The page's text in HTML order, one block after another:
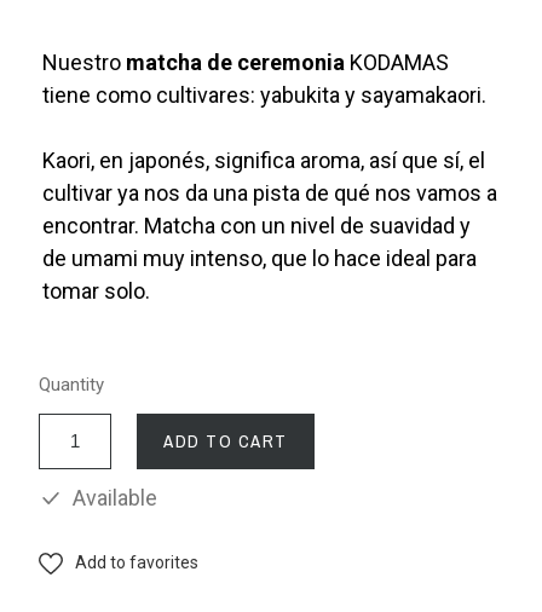
Nuestro matcha de ceremonia KODAMAS
tiene como cultivares: yabukita y sayamakaori.
Kaori, en japonés, significa aroma, así que sí, el
cultivar ya nos da una pista de qué nos vamos a
encontrar. Matcha con un nivel de suavidad y
de umami muy intenso, que lo hace ideal para
tomar solo.
Quantity
ADD TO CART
Available
Add to favorites